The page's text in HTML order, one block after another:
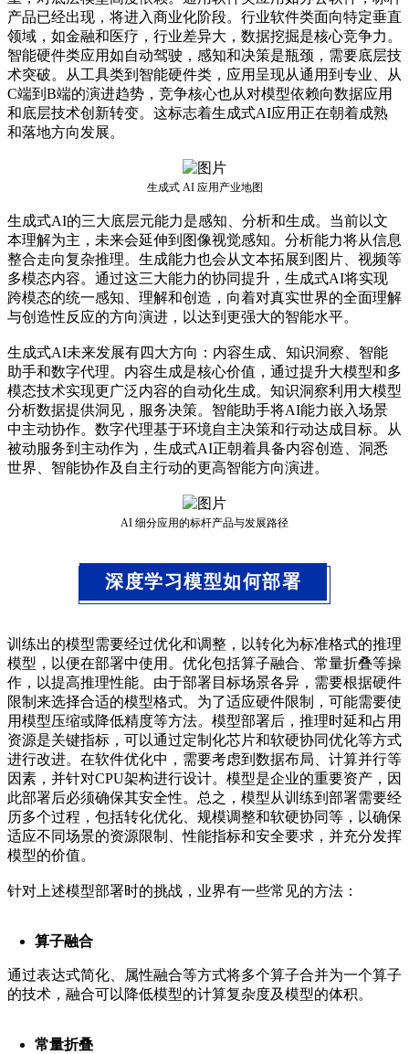
产品已经出现，将进入商业化阶段。行业软件类面向特定垂直
领域，如金融和医疗，行业差异大，数据挖掘是核心竞争力。
智能硬件类应用如自动驾驶，感知和决策是瓶颈，需要底层技
术突破。从工具类到智能硬件类，应用呈现从通用到专业、从
C端到B端的演进趋势，竞争核心也从对模型依赖向数据应用
和底层技术创新转变。这标志着生成式AI应用正在朝着成熟
和落地方向发展。
生成式 AI 应用产业地图
生成式AI的三大底层元能力是感知、分析和生成。当前以文
本理解为主，未来会延伸到图像视觉感知。分析能力将从信息
整合走向复杂推理。生成能力也会从文本拓展到图片、视频等
多模态内容。通过这三大能力的协同提升，生成式AI将实现
跨模态的统一感知、理解和创造，向着对真实世界的全面理解
与创造性反应的方向演进，以达到更强大的智能水平。
生成式AI未来发展有四大方向：内容生成、知识洞察、智能
助手和数字代理。内容生成是核心价值，通过提升大模型和多
模态技术实现更广泛内容的自动化生成。知识洞察利用大模型
分析数据提供洞见，服务决策。智能助手将AI能力嵌入场景
中主动协作。数字代理基于环境自主决策和行动达成目标。从
被动服务到主动作为，生成式AI正朝着具备内容创造、洞悉
世界、智能协作及自主行动的更高智能方向演进。
AI 细分应用的标杆产品与发展路径
深度学习模型如何部署
训练出的模型需要经过优化和调整，以转化为标准格式的推理
模型，以便在部署中使用。优化包括算子融合、常量折叠等操
作，以提高推理性能。由于部署目标场景各异，需要根据硬件
限制来选择合适的模型格式。为了适应硬件限制，可能需要使
用模型压缩或降低精度等方法。模型部署后，推理时延和占用
资源是关键指标，可以通过定制化芯片和软硬协同优化等方式
进行改进。在软件优化中，需要考虑到数据布局、计算并行等
因素，并针对CPU架构进行设计。模型是企业的重要资产，因
此部署后必须确保其安全性。总之，模型从训练到部署需要经
历多个过程，包括转化优化、规模调整和软硬协同等，以确保
适应不同场景的资源限制、性能指标和安全要求，并充分发挥
模型的价值。
针对上述模型部署时的挑战，业界有一些常见的方法：
算子融合
通过表达式简化、属性融合等方式将多个算子合并为一个算子
的技术，融合可以降低模型的计算复杂度及模型的体积。
常量折叠